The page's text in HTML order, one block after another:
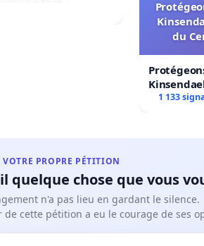
du
Centre
1 133
VOTRE PROPRE PÉTITION
quelque chose que vous
n'a pas lieu en gardant le silence.
de cette pétition a eu le courage de ses